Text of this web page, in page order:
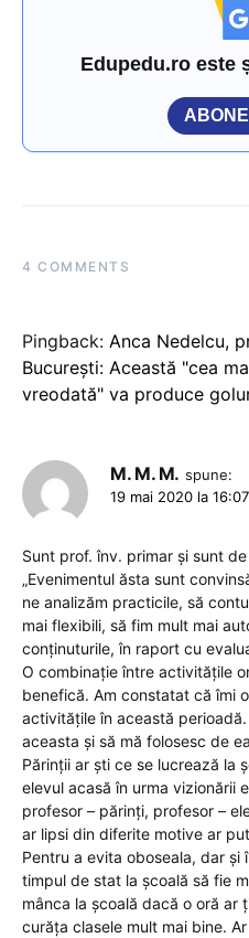
Edupedu.ro este
4 COMMENTS
Pingback: Anca Nedelcu,
București: Această "cea
vreodată" va produce
M. M. M. spune:
19 mai 2020 la 16:07
Sunt prof. înv. primar și sunt
„Evenimentul ăsta sunt
ne analizăm practicile, să
mai flexibili, să fim mult mai
conținuturile, în raport cu
O combinație între activitățile
benefică. Am constatat că îmi
activitățile în această
aceasta și să mă folosesc de
Părinții ar ști ce se lucrează la
elevul acasă în urma vizionării
profesor – părinți, profesor –
ar lipsi din diferite motive ar
Pentru a evita oboseala, dar și
timpul de stat la școală să fie
mânca la școală dacă o oră ar
curăța clasele mult mai bine.